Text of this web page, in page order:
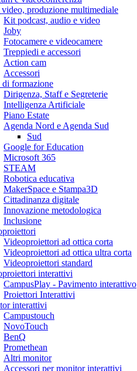
produzione multimediale
Kit podcast, audio e video
Joby
Fotocamere e videocamere
Treppiedi e accessori
Action cam
Accessori
di formazione
Dirigenza, Staff e Segreterie
Intelligenza Artificiale
Piano Estate
Agenda Nord e Agenda Sud
Sud
Google for Education
Microsoft 365
STEAM
Robotica educativa
MakerSpace e Stampa3D
Cittadinanza digitale
Innovazione metodologica
Inclusione
Videoproiettori ad ottica corta
Videoproiettori ad ottica ultra corta
Videoproiettori standard
interattivi
CampusPlay - Pavimento interattivo
Proiettori Interattivi
interattivi
Campustouch
NovoTouch
BenQ
Promethean
Altri monitor
Accessori per monitor interattivi